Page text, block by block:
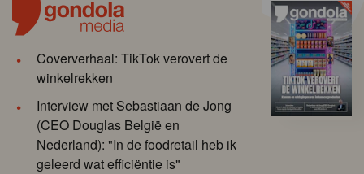
Coververhaal: TikTok verovert de
winkelrekken
Interview met Sebastiaan de Jong
(CEO Douglas België en
Nederland): "In de foodretail heb ik
geleerd wat efficiëntie is"